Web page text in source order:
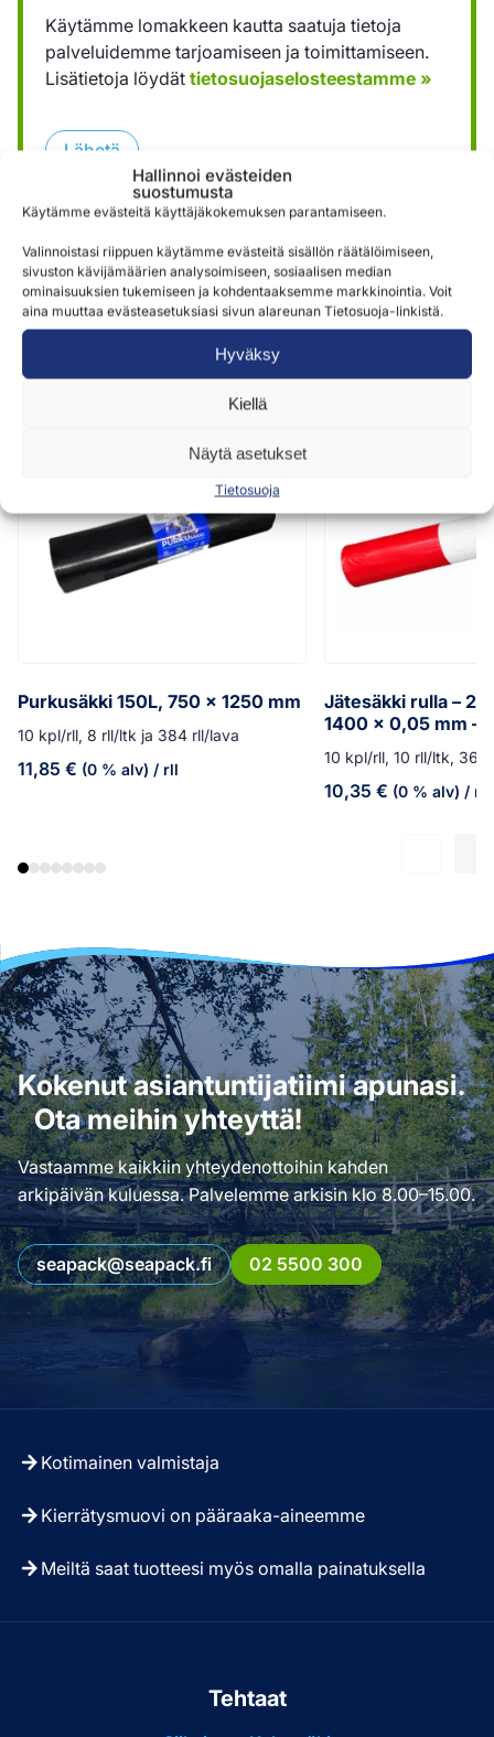
Hallinnoi evästeiden
suostumusta
Käytämme evästeitä käyttäjäkokemuksen parantamiseen.
Valinnoistasi riippuen käytämme evästeitä sisällön räätälöimiseen,
sivuston kävijämäärien analysoimiseen, sosiaalisen median
ominaisuuksien tukemiseen ja kohdentaaksemme markkinointia. Voit
aina muuttaa evästeasetuksiasi sivun alareunan Tietosuoja-linkistä.
Hyväksy
Kiellä
Näytä asetukset
Tietosuoja
Käytämme lomakkeen kautta saatuja tietoja
palveluidemme tarjoamiseen ja toimittamiseen.
Lisätietoja löydät tietosuojaselosteestamme »
Lähetä
Samankaltaisia tuotteita
Purkusäkki 150L, 750 x 1250 mm
10 kpl/rll, 8 rll/ltk ja 384 rll/lava
11,85 € (0 % alv) / rll
Jätesäkki rulla –
1400 x 0,05 mm –
10 kpl/rll, 10 rll/ltk, 360
10,35 € (0 % alv) / rll
Kokenut asiantuntijatiimi apunasi.
Ota meihin yhteyttä!
Vastaamme kaikkiin yhteydenottoihin kahden
arkipäivän kuluessa. Palvelemme arkisin klo 8.00–15.00.
seapack@seapack.fi 02 5500 300
Kotimainen valmistaja
Kierrätysmuovi on pääraaka-aineemme
Meiltä saat tuotteesi myös omalla painatuksella
Tehtaat